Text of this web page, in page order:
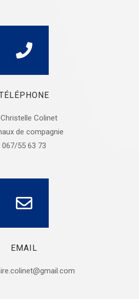
Colinet
de compagnie
067/55 63 73
EMAIL